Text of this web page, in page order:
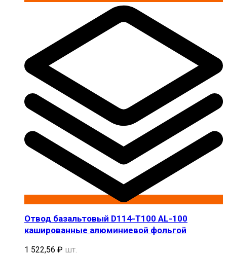
Отвод базальтовый D114-T100 AL-100
кашированные алюминиевой фольгой
1 522,56 ₽ шт.